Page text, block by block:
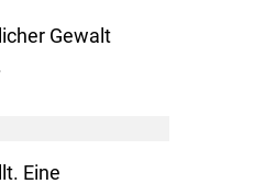
Gewalt
Eine